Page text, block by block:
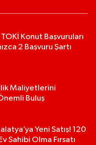
Konut Başvuruları
2 Başvuru Şartı
Maliyetlerini
Buluş
Yeni Satış! 120
Sahibi Olma Fırsatı